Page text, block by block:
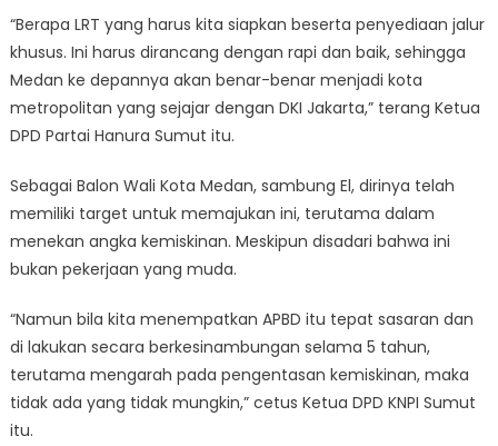
“Berapa LRT yang harus kita siapkan beserta penyediaan jalur
khusus. Ini harus dirancang dengan rapi dan baik, sehingga
Medan ke depannya akan benar-benar menjadi kota
metropolitan yang sejajar dengan DKI Jakarta,” terang Ketua
DPD Partai Hanura Sumut itu.
Sebagai Balon Wali Kota Medan, sambung El, dirinya telah
memiliki target untuk memajukan ini, terutama dalam
menekan angka kemiskinan. Meskipun disadari bahwa ini
bukan pekerjaan yang muda.
“Namun bila kita menempatkan APBD itu tepat sasaran dan
di lakukan secara berkesinambungan selama 5 tahun,
terutama mengarah pada pengentasan kemiskinan, maka
tidak ada yang tidak mungkin,” cetus Ketua DPD KNPI Sumut
itu.